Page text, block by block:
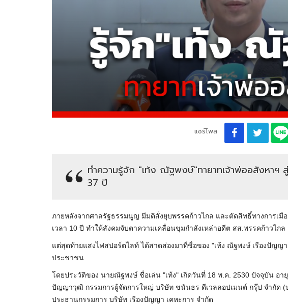
แชร์โพส
ทำความรู้จัก "เท้ง ณัฐพงษ์"ทายาทเจ้าพ่ออสังหาฯ
37 ปี
ภายหลังจากศาลรัฐธรรมนูญ มีมติสั่งยุบพรรคก้าวไกล และตัดสิทธิ์ทางการเมื
เวลา 10 ปี ทำให้สังคมจับตาความเคลื่อนขุมกำลังเหล่าอดีต สส.พรรคก้าวไก
แต่สุดท้ายแสงไฟสปอร์ตไลท์ ได้สาดส่องมาที่ชื่อของ "เท้ง ณัฐพงษ์ เรืองปัญ
ประชาชน
โดยประวัติของ นายณัฐพงษ์ ชื่อเล่น "เท้ง" เกิดวันที่ 18 พ.ค. 2530 ปัจจุบัน อ
ปัญญาวุฒิ กรรมการผู้จัดการใหญ่ บริษัท ชนันธร ดีเวลลอปเมนต์ กรุ๊ป จำกัด
ประธานกรรมการ บริษัท เรืองปัญญา เคหะการ จำกัด